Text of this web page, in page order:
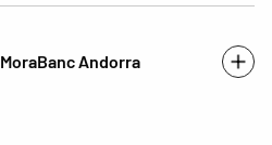
MoraBanc Andorra